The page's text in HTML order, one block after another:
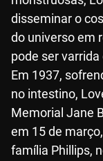
disseminar o
do universo em
pode ser
Em 1937,
no intestino,
Memorial Jane
em 15 de
família Phillips,